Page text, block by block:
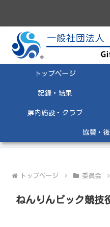
トップページ
記録・結果
県内施設・クラブ
協賛・
トップページ 委員会
ねんりんピック競技